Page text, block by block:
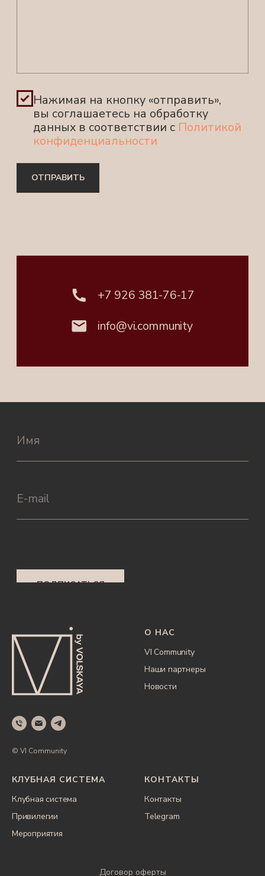
© VI Community
О НАС
VI Community
Наши партнеры
Новости
КЛУБНАЯ СИСТЕМА
Клубная система
Привилегии
Мероприятия
КОНТАКТЫ
Контакты
Telegram
Договор оферты